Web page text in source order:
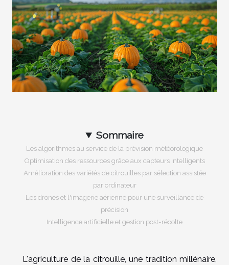
Sommaire
Les algorithmes au service de la prévision météorologique
Optimisation des ressources grâce aux capteurs intelligents
Amélioration des variétés de citrouilles par sélection assistée
par ordinateur
Les drones et l'imagerie aérienne pour une surveillance de
précision
Intelligence artificielle et gestion post-récolte
L'agriculture de la citrouille, une tradition millénaire,